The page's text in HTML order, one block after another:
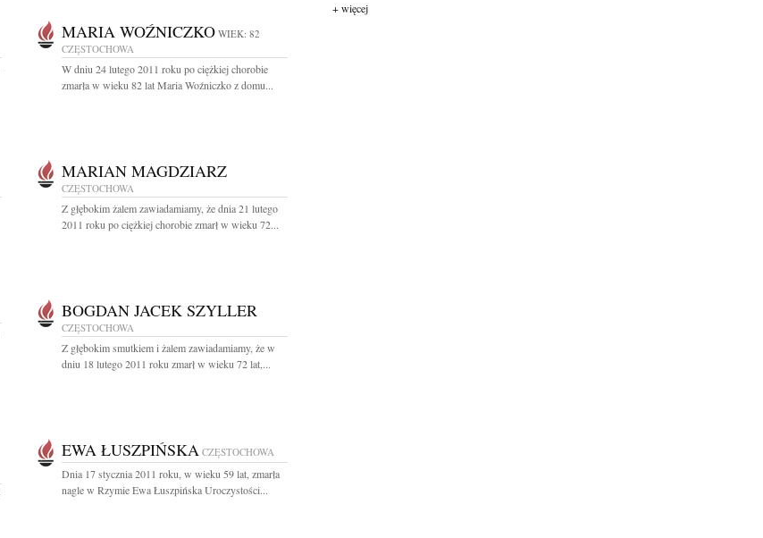
MARIA WOŹNICZKO WIEK: 82
CZĘSTOCHOWA
W dniu 24 lutego 2011 roku po ciężkiej chorobie
zmarła w wieku 82 lat Maria Woźniczko z domu...
MARIAN MAGDZIARZ
CZĘSTOCHOWA
Z głębokim żalem zawiadamiamy, że dnia 21 lutego
2011 roku po ciężkiej chorobie zmarł w wieku 72...
BOGDAN JACEK SZYLLER
CZĘSTOCHOWA
Z głębokim smutkiem i żalem zawiadamiamy, że w
dniu 18 lutego 2011 roku zmarł w wieku 72 lat,...
EWA ŁUSZPIŃSKA CZĘSTOCHOWA
Dnia 17 stycznia 2011 roku, w wieku 59 lat, zmarła
nagle w Rzymie Ewa Łuszpińska Uroczystości...
+ więcej